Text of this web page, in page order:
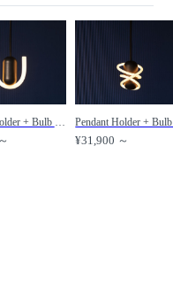
Pendant Holder + Bulb Smile01 / ペンダントホルダー + バルブ（スマイル01） /
¥31,900 ～